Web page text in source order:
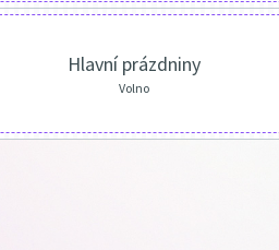
Hlavní prázdniny
Volno